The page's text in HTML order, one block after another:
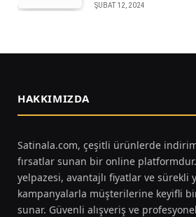
ŞUBAT 12, 2024
HAKKIMIZDA
Satinala.com, çeşitli ürünlerde
fırsatlar sunan bir online
yelpazesi, avantajlı fiyatlar ve sürekli
kampanyalarla müşterilerine keyifli
sunar. Güvenli alışveriş ve